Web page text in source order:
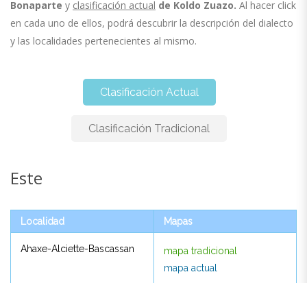
Bonaparte y clasificación actual de Koldo Zuazo. Al hacer click
en cada uno de ellos, podrá descubrir la descripción del dialecto
y las localidades pertenecientes al mismo.
Clasificación Actual
Clasificación Tradicional
Este
Localidad Mapas
Ahaxe-Alciette-Bascassan
mapa tradicional
mapa actual
Este
Localidad Mapas
mapa actual